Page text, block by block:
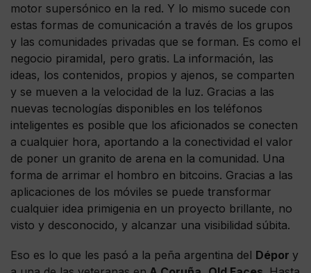
motor supersónico en la red. Y lo mismo sucede con
estas formas de comunicación a través de los grupos
y las comunidades privadas que se forman. Es como el
negocio piramidal, pero gratis. La información, las
ideas, los contenidos, propios y ajenos, se comparten
y se mueven a la velocidad de la luz. Gracias a las
nuevas tecnologías disponibles en los teléfonos
inteligentes es posible que los aficionados se conecten
a cualquier hora, aportando a la conectividad el valor
de poner un granito de arena en la comunidad. Una
forma de arrimar el hombro en bitcoins. Gracias a las
aplicaciones de los móviles se puede transformar
cualquier idea primigenia en un proyecto brillante, no
visto y desconocido, y alcanzar una visibilidad súbita.
Eso es lo que les pasó a la peña argentina del Dépor y